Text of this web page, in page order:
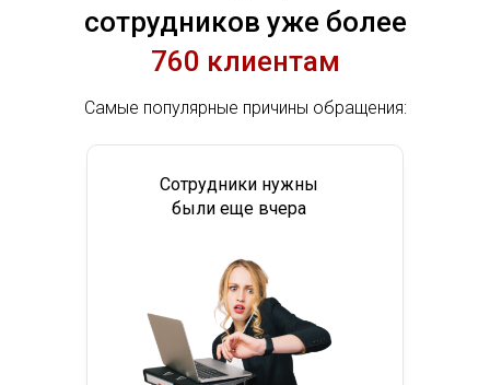
сотрудников уже более
760 клиентам
Самые популярные причины обращения:
Сотрудники нужны
были еще вчера